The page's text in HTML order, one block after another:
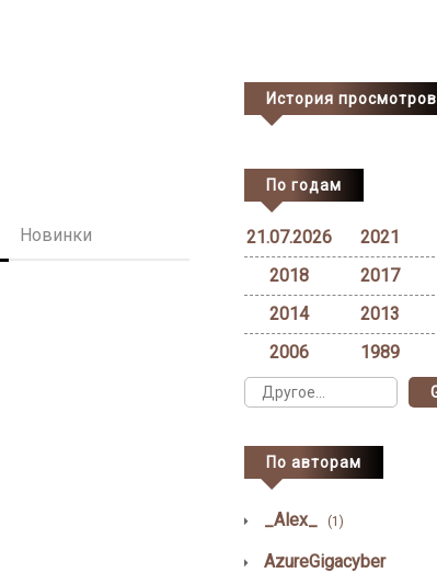
Новинки
История просмотров
По годам
21.07.2026 2021
2018
2017
2014
2013
2006
1989
По авторам
_Alex_ (1)
AzureGigacyber